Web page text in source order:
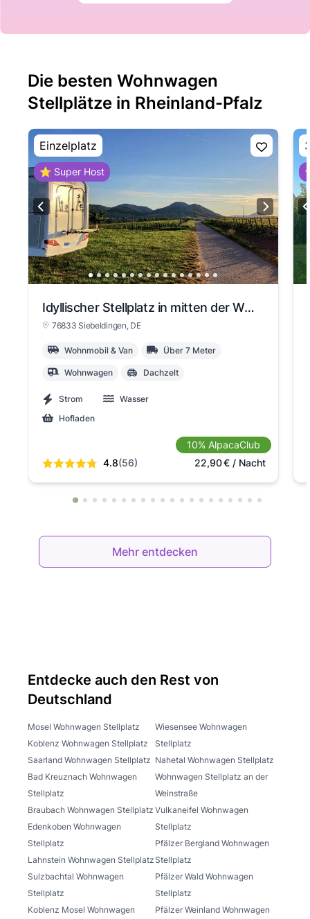
Die besten Wohnwagen
Stellplätze in Rheinland-Pfalz
Einzelplatz
⭐ Super Host
Idyllischer Stellplatz in mitten der Weinberge am Haardtrand
76833 Siebeldingen, DE
Wohnmobil & Van Über 7 Meter
Wohnwagen Dachzelt
Strom
Wasser
Hofladen
4.8(56)
10% AlpacaClub
22,90€/ Nacht
View slide 1
View slide 2
View slide 3
Mehr entdecken
Entdecke auch den Rest von
Deutschland
Mosel Wohnwagen Stellplatz
Koblenz Wohnwagen Stellplatz
Saarland Wohnwagen Stellplatz
Bad Kreuznach Wohnwagen
Stellplatz
Braubach Wohnwagen Stellplatz
Edenkoben Wohnwagen
Stellplatz
Lahnstein Wohnwagen Stellplatz
Sulzbachtal Wohnwagen
Stellplatz
Koblenz Mosel Wohnwagen
Wiesensee Wohnwagen
Stellplatz
Nahetal Wohnwagen Stellplatz
Wohnwagen Stellplatz an der
Weinstraße
Vulkaneifel Wohnwagen
Stellplatz
Pfälzer Bergland Wohnwagen
Stellplatz
Pfälzer Wald Wohnwagen
Stellplatz
Pfälzer Weinland Wohnwagen